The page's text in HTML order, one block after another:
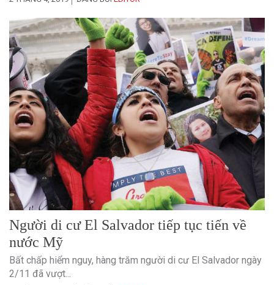
Người di cư El Salvador tiếp tục tiến về
nước Mỹ
Bất chấp hiểm nguy, hàng trăm người di cư El Salvador ngày
2/11 đã vượt...